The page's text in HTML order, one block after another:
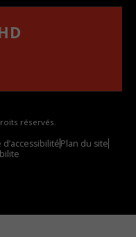
réservés.
Plan du site